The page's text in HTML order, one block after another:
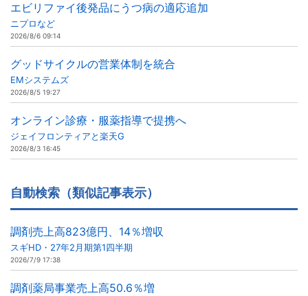
エビリファイ後発品にうつ病の適応追加
ニプロなど
2026/8/6 09:14
グッドサイクルの営業体制を統合
EMシステムズ
2026/8/5 19:27
オンライン診療・服薬指導で提携へ
ジェイフロンティアと楽天G
2026/8/3 16:45
自動検索（類似記事表示）
調剤売上高823億円、14％増収
スギHD・27年2月期第1四半期
2026/7/9 17:38
調剤薬局事業売上高50.6％増